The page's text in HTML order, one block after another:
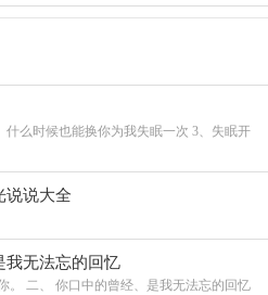
什么时候也能换你为我失眠一次 3、失眠开
说说大全
我无法忘的回忆
。 二、 你口中的曾经、是我无法忘的回忆